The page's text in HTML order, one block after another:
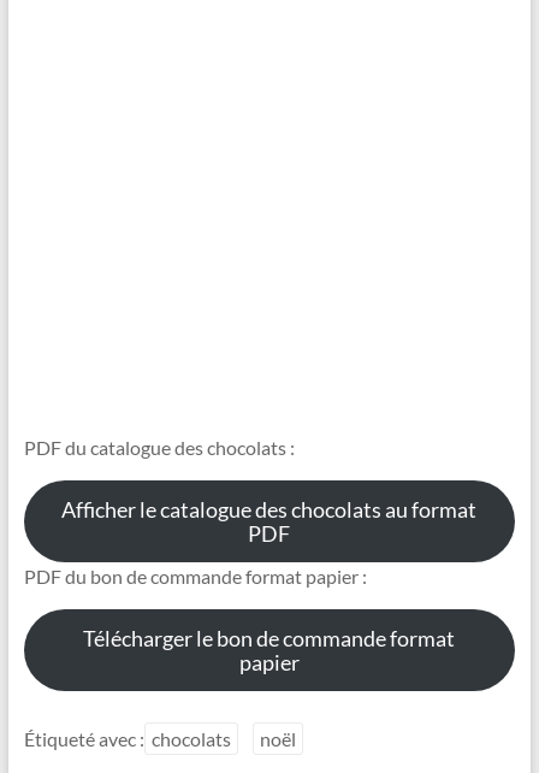
PDF du catalogue des chocolats :
Afficher le catalogue des chocolats au format
PDF
PDF du bon de commande format papier :
Télécharger le bon de commande format
papier
Étiqueté avec : chocolats noël